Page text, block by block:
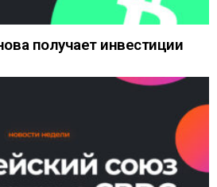
получает инвестиции